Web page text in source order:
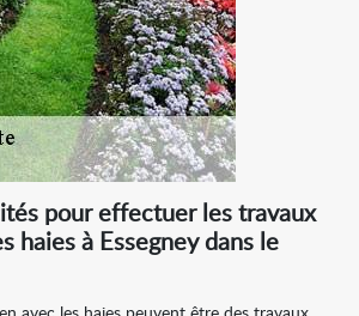
pour effectuer les travaux
haies à Essegney dans le